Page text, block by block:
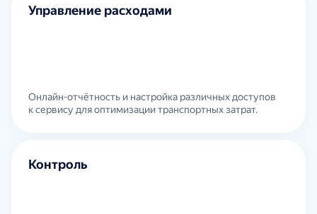
Управление расходами
Онлайн-отчётность и настройка различных доступов
к сервису для оптимизации транспортных затрат.
Контроль